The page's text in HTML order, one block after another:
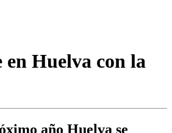
Huelva con la
año Huelva se